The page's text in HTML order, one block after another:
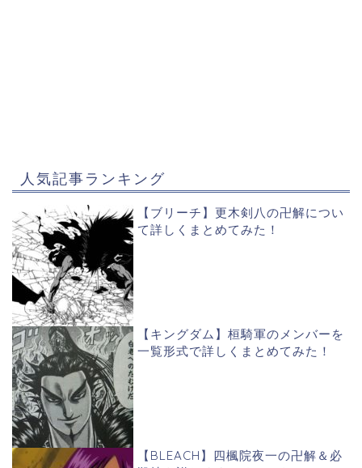
人気記事ランキング
【ブリーチ】更木剣八の卍解につい
て詳しくまとめてみた！
【キングダム】桓騎軍のメンバーを
一覧形式で詳しくまとめてみた！
【BLEACH】四楓院夜一の卍解＆必